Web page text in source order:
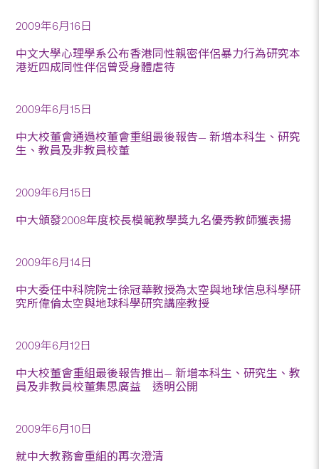
2009年6月16日
中文大學心理學系公布香港同性親密伴侶暴力行為研究本
港近四成同性伴侶曾受身體虐待
2009年6月15日
中大校董會通過校董會重組最後報告— 新增本科生、研究
生、教員及非教員校董
2009年6月15日
中大頒發2008年度校長模範教學獎九名優秀教師獲表揚
2009年6月14日
中大委任中科院院士徐冠華教授為太空與地球信息科學研
究所偉倫太空與地球科學研究講座教授
2009年6月12日
中大校董會重組最後報告推出— 新增本科生、研究生、教
員及非教員校董集思廣益 透明公開
2009年6月10日
就中大教務會重組的再次澄清